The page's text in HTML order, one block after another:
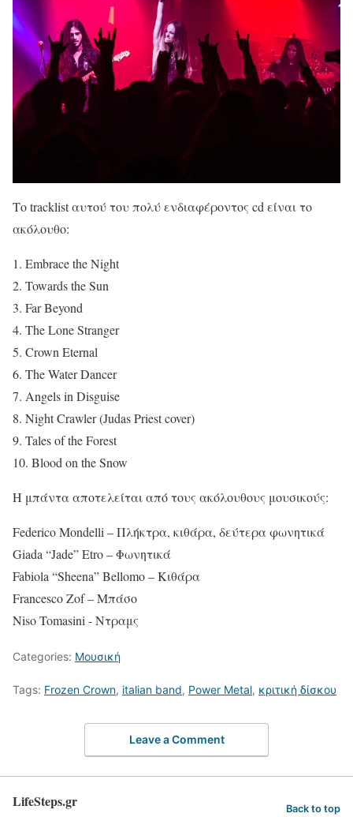
Το tracklist αυτού του πολύ ενδιαφέροντος cd είναι το
ακόλουθο:
1. Embrace the Night
2. Towards the Sun
3. Far Beyond
4. The Lone Stranger
5. Crown Eternal
6. The Water Dancer
7. Angels in Disguise
8. Night Crawler (Judas Priest cover)
9. Tales of the Forest
10. Blood on the Snow
Η μπάντα αποτελείται από τους ακόλουθους μουσικούς:
Federico Mondelli – Πλήκτρα, κιθάρα, δεύτερα φωνητικά
Giada “Jade” Etro – Φωνητικά
Fabiola “Sheena” Bellomo – Κιθάρα
Francesco Zof – Μπάσο
Niso Tomasini - Ντραμς
Categories: Μουσική
Tags: Frozen Crown, italian band, Power Metal, κριτική δίσκου
Leave a Comment
LifeSteps.gr Back to top